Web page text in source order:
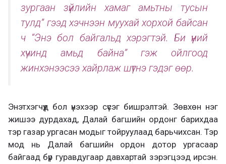
зургаан зүйлийн хамаг амьтны тусын
тулд” гээд хэчнээн муухай хорхой байсан
ч “Энэ бол байгальд хэрэгтэй. Би үүний
хүчинд амьд байна” гэж ойлгоод
жинхэнээсээ хайрлаж шүтнэ гэдэг өөр.
Энэтхэгчүүд бол үнэхээр сүсэг бишрэлтэй. Зөвхөн нэг
жишээ дурдахад, Далай багшийн ордонг барихдаа
тэр газар ургасан модыг тойруулаад барьчихсан. Тэр
мод нь Далай багшийн ордон дотор ургасаар
байгаад бүр гуравдугаар давхартай зэрэгцээд ирсэн.